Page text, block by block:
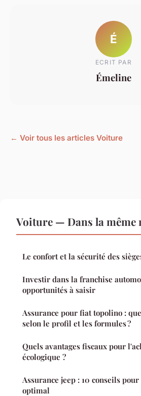
É
ECRIT PAR
Émeline
← Voir tous les articles Voiture
Voiture — Dans la
Le confort et la sécurité des
Investir dans la franchise
opportunités à saisir
Assurance pour fiat topolino :
selon le profil et les formules ?
Quels avantages fiscaux pour
écologique ?
Assurance jeep : 10 conseils
optimal